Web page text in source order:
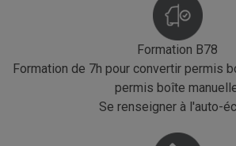
Formation B78
Formation de 7h pour convertir permis
permis boîte
Se renseigner à l'auto-